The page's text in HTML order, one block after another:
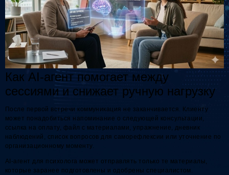
Как AI-агент помогает между
сессиями и снижает ручную нагрузку
После первой встречи коммуникация не заканчивается. Клиенту
может понадобиться напоминание о следующей консультации,
ссылка на оплату, файл с материалами, упражнение, дневник
наблюдений, список вопросов для саморефлексии или уточнение по
организационному моменту.
AI-агент для психолога может отправлять только те материалы,
которые заранее подготовлены и одобрены специалистом.